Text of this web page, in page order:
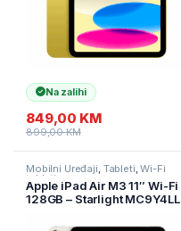
Na zalihi
849,00 KM
899,00KM
Mobilni Uređaji, Tableti,Wi-Fi
tableti
Apple iPad Air M3 11″ Wi-Fi
128GB – Starlight MC9Y4LL